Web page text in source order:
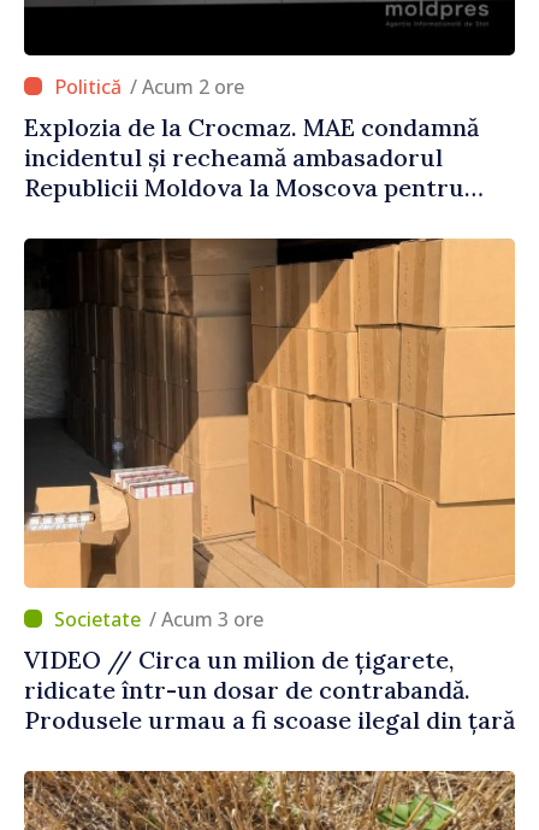
/ Acum 2 ore
Explozia de la Crocmaz. MAE condamnă
incidentul și recheamă ambasadorul
Republicii Moldova la Moscova pentru
/ Acum 3 ore
VIDEO // Circa un milion de țigarete,
ridicate într-un dosar de contrabandă.
Produsele urmau a fi scoase ilegal din țară